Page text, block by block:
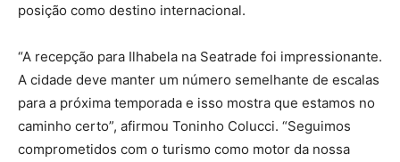
posição como destino internacional.
“A recepção para Ilhabela na Seatrade foi impressionante.
A cidade deve manter um número semelhante de escalas
para a próxima temporada e isso mostra que estamos no
caminho certo”, afirmou Toninho Colucci. “Seguimos
comprometidos com o turismo como motor da nossa